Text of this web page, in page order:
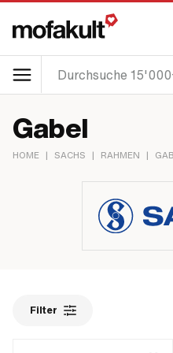
Gabel
HOME | SACHS | RAHMEN |
Filter